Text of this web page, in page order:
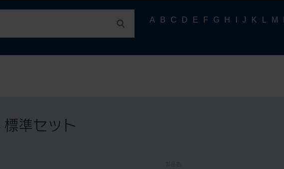
準セット